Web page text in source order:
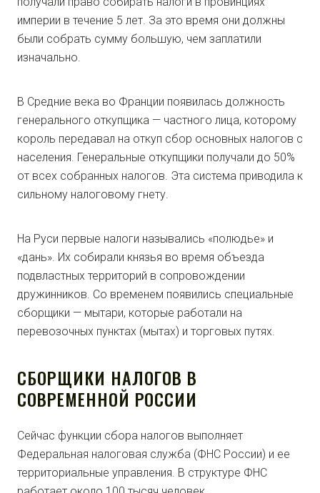
империи в течение 5 лет. За это время они должны
были собрать сумму большую, чем заплатили
изначально.
В Средние века во Франции появилась должность
генерального откупщика — частного лица, которому
король передавал на откуп сбор основных налогов с
населения. Генеральные откупщики получали до 50%
от всех собранных налогов. Эта система приводила к
сильному налоговому гнету.
На Руси первые налоги назывались «полюдье» и
«дань». Их собирали князья во время объезда
подвластных территорий в сопровождении
дружинников. Со временем появились специальные
сборщики — мытари, которые работали на
перевозочных пунктах (мытах) и торговых путях.
СБОРЩИКИ НАЛОГОВ В
СОВРЕМЕННОЙ РОССИИ
Сейчас функции сбора налогов выполняет
Федеральная налоговая служба (ФНС России) и ее
территориальные управления. В структуре ФНС